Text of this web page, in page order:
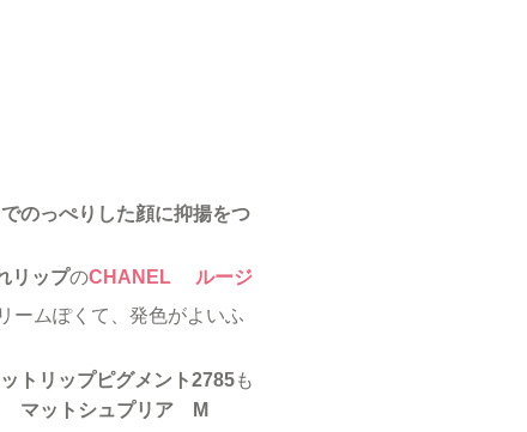
のっぺりした顔に抑揚をつ
リップのCHANEL ルージ
ームぽくて、発色がよいふ
トリップピグメント2785も
マットシュプリア M